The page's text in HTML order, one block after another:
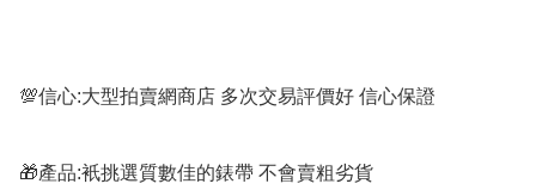
💯信心:大型拍賣網商店 多次交易評價好 信心保證
🎁產品:衹挑選質數佳的錶帶 不會賣粗劣貨